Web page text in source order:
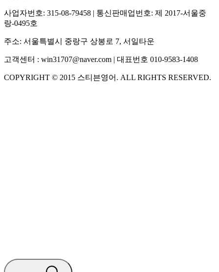
사업자번호: 315-08-79458 | 통신판매업번호: 제 2017-서울중
랑-0495호
주소: 서울특별시 중랑구 상봉로 7, 서일타운
고객센터 : win31707@naver.com | 대표번호 010-9583-1408
COPYRIGHT © 2015 스티븐영어 . ALL RIGHTS RESERVED.